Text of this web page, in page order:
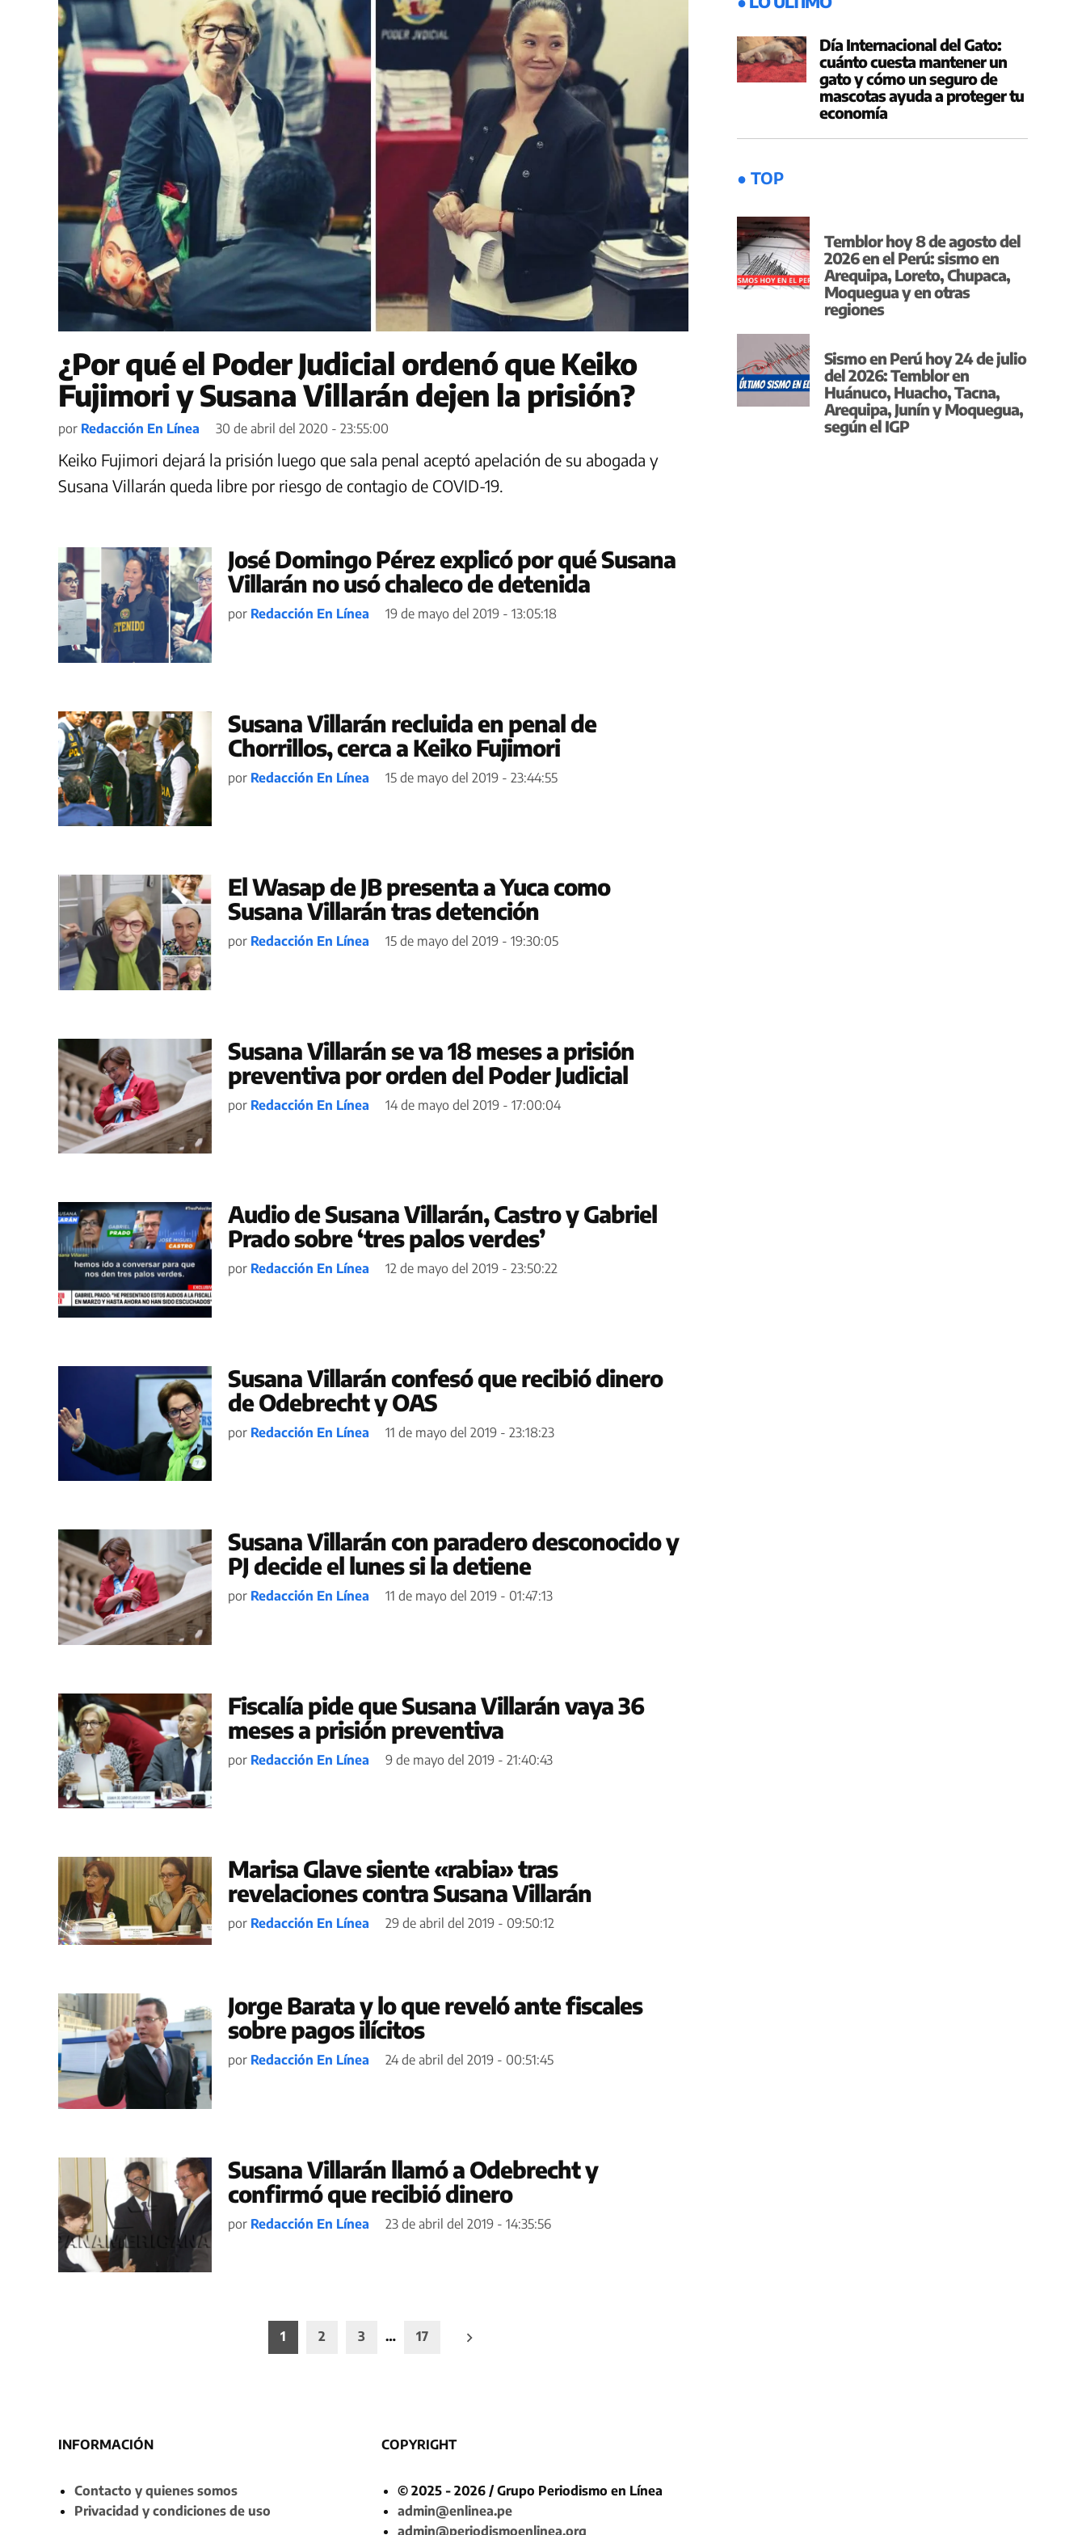
¿Por qué el Poder Judicial ordenó que Keiko
Fujimori y Susana Villarán dejen la prisión?
por Redacción En Línea 30 de abril del 2020 - 23:55:00
Keiko Fujimori dejará la prisión luego que sala penal aceptó apelación de su abogada y
Susana Villarán queda libre por riesgo de contagio de COVID-19.
José Domingo Pérez explicó por qué Susana
Villarán no usó chaleco de detenida
por Redacción En Línea 19 de mayo del 2019 - 13:05:18
Susana Villarán recluida en penal de
Chorrillos, cerca a Keiko Fujimori
por Redacción En Línea 15 de mayo del 2019 - 23:44:55
El Wasap de JB presenta a Yuca como
Susana Villarán tras detención
por Redacción En Línea 15 de mayo del 2019 - 19:30:05
Susana Villarán se va 18 meses a prisión
preventiva por orden del Poder Judicial
por Redacción En Línea 14 de mayo del 2019 - 17:00:04
Audio de Susana Villarán, Castro y Gabriel
Prado sobre ‘tres palos verdes’
por Redacción En Línea 12 de mayo del 2019 - 23:50:22
Susana Villarán confesó que recibió dinero
de Odebrecht y OAS
por Redacción En Línea 11 de mayo del 2019 - 23:18:23
Susana Villarán con paradero desconocido y
PJ decide el lunes si la detiene
por Redacción En Línea 11 de mayo del 2019 - 01:47:13
Fiscalía pide que Susana Villarán vaya 36
meses a prisión preventiva
por Redacción En Línea 9 de mayo del 2019 - 21:40:43
Marisa Glave siente «rabia» tras
revelaciones contra Susana Villarán
por Redacción En Línea 29 de abril del 2019 - 09:50:12
Jorge Barata y lo que reveló ante fiscales
sobre pagos ilícitos
por Redacción En Línea 24 de abril del 2019 - 00:51:45
Susana Villarán llamó a Odebrecht y
confirmó que recibió dinero
por Redacción En Línea 23 de abril del 2019 - 14:35:56
1 2 3 … 17
Día Internacional del Gato:
cuánto cuesta mantener un
gato y cómo un seguro de
mascotas ayuda a proteger tu
economía
● TOP
Temblor hoy 8 de agosto del
2026 en el Perú: sismo en
Arequipa, Loreto, Chupaca,
Moquegua y en otras
regiones
Sismo en Perú hoy 24 de julio
del 2026: Temblor en
Huánuco, Huacho, Tacna,
Arequipa, Junín y Moquegua,
según el IGP
INFORMACIÓN
Contacto y quienes somos
Privacidad y condiciones de uso
COPYRIGHT
© 2025 - 2026 / Grupo Periodismo en Línea
admin@enlinea.pe
admin@periodismoenlinea.org